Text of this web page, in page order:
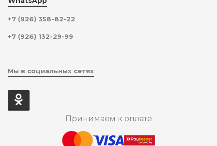
+7 (926) 358-82-22
+7 (926) 132-29-99
Мы в социальных сетях
Принимаем к оплате